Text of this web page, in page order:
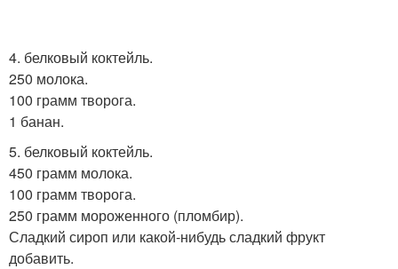
4. белковый коктейль.
250 молока.
100 грамм творога.
1 банан.
5. белковый коктейль.
450 грамм молока.
100 грамм творога.
250 грамм мороженного (пломбир).
Сладкий сироп или какой-нибудь сладкий фрукт
добавить.